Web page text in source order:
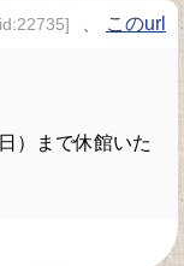
このurl
）まで休館いた